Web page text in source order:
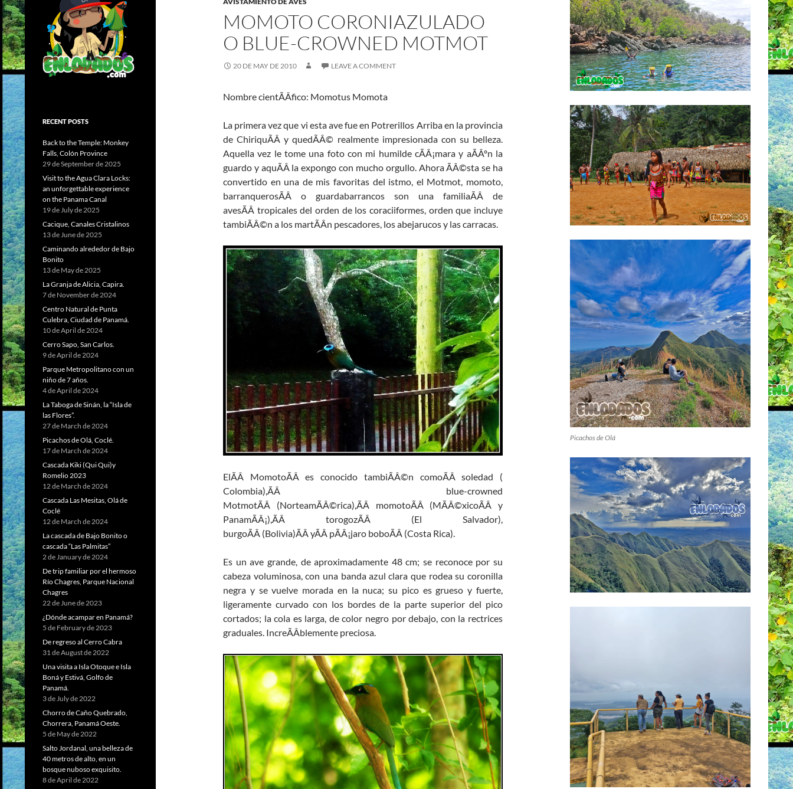
MOMOTO CORONIAZULADO
O BLUE-CROWNED MOTMOT
20 DE MAY DE 2010 LEAVE A COMMENT
Nombre cientÃÂ­fico: Momotus Momota
La primera vez que vi esta ave fue en Potrerillos Arriba en la provincia
de ChiriquÃÂ­ y quedÃÂ© realmente impresionada con su belleza.
Aquella vez le tome una foto con mi humilde cÃÂ¡mara y aÃÂºn la
guardo y aquÃÂ­ la expongo con mucho orgullo. Ahora ÃÂ©sta se ha
convertido en una de mis favoritas del istmo, el Motmot, momoto,
barranquerosÃÂ o guardabarrancos son una familiaÃÂ de
avesÃÂ tropicales del orden de los coraciiformes, orden que incluye
tambiÃÂ©n a los martÃÂ­n pescadores, los abejarucos y las carracas.
ElÃÂ MomotoÃÂ es conocido tambiÃÂ©n comoÃÂ soledad (
Colombia),ÃÂ blue-crowned
MotmotÃÂ (NorteamÃÂ©rica),ÃÂ momotoÃÂ (MÃÂ©xicoÃÂ y
PanamÃÂ¡),ÃÂ torogozÃÂ (El Salvador),
burgoÃÂ (Bolivia)ÃÂ yÃÂ pÃÂ¡jaro boboÃÂ (Costa Rica).
Es un ave grande, de aproximadamente 48 cm; se reconoce por su
cabeza voluminosa, con una banda azul clara que rodea su coronilla
negra y se vuelve morada en la nuca; su pico es grueso y fuerte,
ligeramente curvado con los bordes de la parte superior del pico
cortados; la cola es larga, de color negro por debajo, con la rectrices
graduales. IncreÃÂ­blemente preciosa.
Picachos de Olá
RECENT POSTS
Back to the Temple: Monkey
Falls, Colón Province
29 de September de 2025
Visit to the Agua Clara Locks:
an unforgettable experience
on the Panama Canal
19 de July de 2025
Cacique, Canales Cristalinos
13 de June de 2025
Caminando alrededor de Bajo
Bonito
13 de May de 2025
La Granja de Alicia, Capira.
7 de November de 2024
Centro Natural de Punta
Culebra, Ciudad de Panamá.
10 de April de 2024
Cerro Sapo, San Carlos.
9 de April de 2024
Parque Metropolitano con un
niño de 7 años.
4 de April de 2024
La Taboga de Sinán, la “Isla de
las Flores”.
27 de March de 2024
Picachos de Olá, Coclé.
17 de March de 2024
Cascada Kiki (Qui Qui)y
Romelio 2023
12 de March de 2024
Cascada Las Mesitas, Olá de
Coclé
12 de March de 2024
La cascada de Bajo Bonito o
cascada “Las Palmitas”
2 de January de 2024
De trip familiar por el hermoso
Río Chagres, Parque Nacional
Chagres
22 de June de 2023
¿Dónde acampar en Panamá?
5 de February de 2023
De regreso al Cerro Cabra
31 de August de 2022
Una visita a Isla Otoque e Isla
Boná y Estivá, Golfo de
Panamá.
3 de July de 2022
Chorro de Caño Quebrado,
Chorrera, Panamá Oeste.
5 de May de 2022
Salto Jordanal, una belleza de
40 metros de alto, en un
bosque nuboso exquisito.
8 de April de 2022